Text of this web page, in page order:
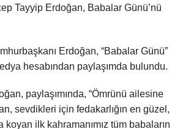
Tayyip Erdoğan, Babalar Günü’nü
Erdoğan, “Babalar Günü”
hesabından paylaşımda bulundu.
paylaşımında, “Ömrünü ailesine
sevdikleri için fedakarlığın en güzel,
ilk kahramanımız tüm babaların